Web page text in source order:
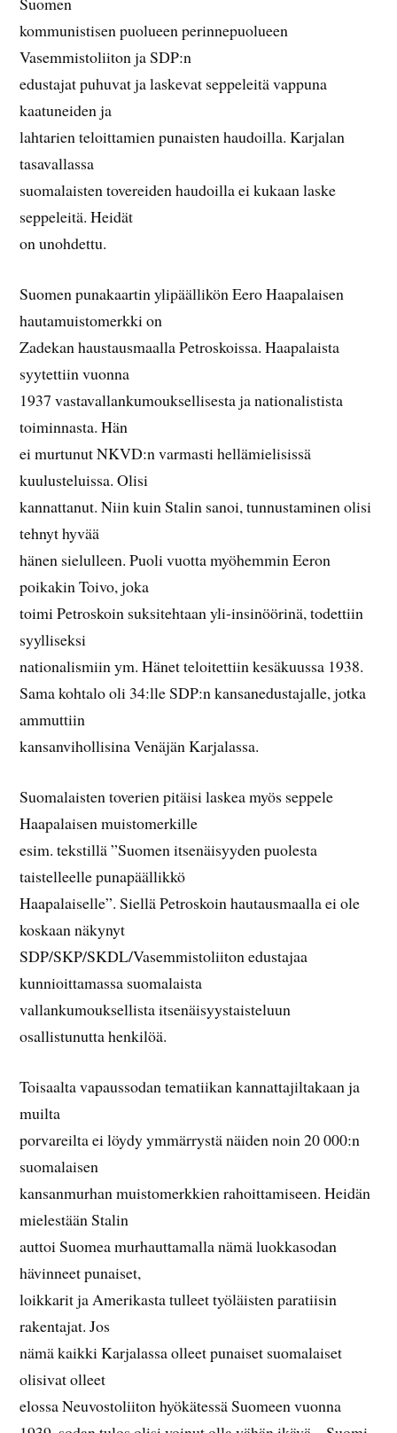
kommunistisen puolueen perinnepuolueen
Vasemmistoliiton ja SDP:n
edustajat puhuvat ja laskevat seppeleitä vappuna
kaatuneiden ja
lahtarien teloittamien punaisten haudoilla. Karjalan
tasavallassa
suomalaisten tovereiden haudoilla ei kukaan laske
seppeleitä. Heidät
on unohdettu.
Suomen punakaartin ylipäällikön Eero Haapalaisen
hautamuistomerkki on
Zadekan haustausmaalla Petroskoissa. Haapalaista
syytettiin vuonna
1937 vastavallankumouksellisesta ja nationalistista
toiminnasta. Hän
ei murtunut NKVD:n varmasti hellämielisissä
kuulusteluissa. Olisi
kannattanut. Niin kuin Stalin sanoi, tunnustaminen olisi
tehnyt hyvää
hänen sielulleen. Puoli vuotta myöhemmin Eeron
poikakin Toivo, joka
toimi Petroskoin suksitehtaan yli-insinöörinä, todettiin
syylliseksi
nationalismiin ym. Hänet teloitettiin kesäkuussa 1938.
Sama kohtalo oli 34:lle SDP:n kansanedustajalle, jotka
ammuttiin
kansanvihollisina Venäjän Karjalassa.
Suomalaisten toverien pitäisi laskea myös seppele
Haapalaisen muistomerkille
esim. tekstillä ”Suomen itsenäisyyden puolesta
taistelleelle punapäällikkö
Haapalaiselle”. Siellä Petroskoin hautausmaalla ei ole
koskaan näkynyt
SDP/SKP/SKDL/Vasemmistoliiton edustajaa
kunnioittamassa suomalaista
vallankumouksellista itsenäisyystaisteluun
osallistunutta henkilöä.
Toisaalta vapaussodan tematiikan kannattajiltakaan ja
muilta
porvareilta ei löydy ymmärrystä näiden noin 20 000:n
suomalaisen
kansanmurhan muistomerkkien rahoittamiseen. Heidän
mielestään Stalin
auttoi Suomea murhauttamalla nämä luokkasodan
hävinneet punaiset,
loikkarit ja Amerikasta tulleet työläisten paratiisin
rakentajat. Jos
nämä kaikki Karjalassa olleet punaiset suomalaiset
olisivat olleet
elossa Neuvostoliiton hyökätessä Suomeen vuonna